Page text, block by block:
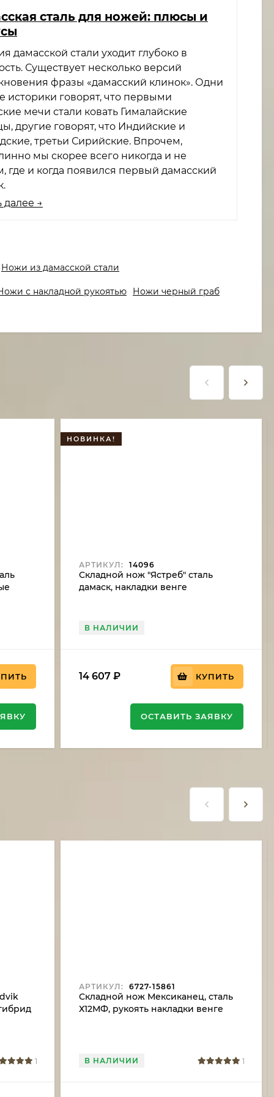
сталь для ножей: плюсы и
дамасской стали уходит глубоко в
Существует несколько версий
фразы «дамасский клинок». Одни
историки говорят, что первыми
мечи стали ковать Гималайские
другие говорят, что Индийские и
третьи Сирийские. Впрочем,
мы скорее всего никогда и не
где и когда появился первый дамасский
далее →
Ножи из дамасской стали
с накладной рукоятью Ножи черный граб
НОВИНКА!
АРТИКУЛ: 14096
Складной нож "Ястреб" сталь
дамаск, накладки венге
В НАЛИЧИИ
14 607 ₽ КУПИТЬ
ОСТАВИТЬ ЗАЯВКУ
1
АРТИКУЛ: 6727-15861
Складной нож Мексиканец, сталь
Х12МФ, рукоять накладки венге
В НАЛИЧИИ 1